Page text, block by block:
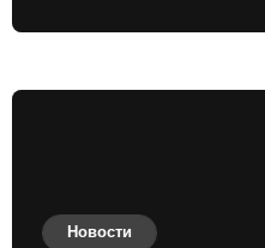
Новости